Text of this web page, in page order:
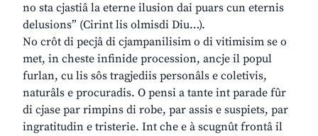
no sta cjastiâ la eterne ilusion dai puars cun eternis
delusions” (Cirint lis olmisdi Diu…).
No crôt di pecjâ di cjampanilisim o di vitimisim se o
met, in cheste infinide procession, ancje il popul
furlan, cu lis sôs tragjediis personâls e coletivis,
naturâls e procuradis. O pensi a tante int parade fûr
di cjase par rimpins di robe, par assis e suspiets, par
ingratitudin e tristerie. Int che e à scugnût frontâ il